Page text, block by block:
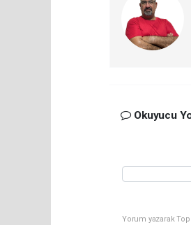
Okuyucu
Yorum yazarak